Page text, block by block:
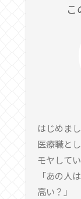
こ
はじめま
医療職と
モヤして
「あの人
高い？」